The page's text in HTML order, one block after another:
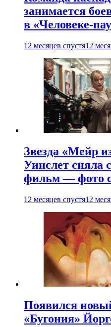
занимается
в «Человеке-
12 месяцев спустя12
Звезда «Мейр
Уинслет сняла
фильм — фото
12 месяцев спустя12
Появился
«Бугония»